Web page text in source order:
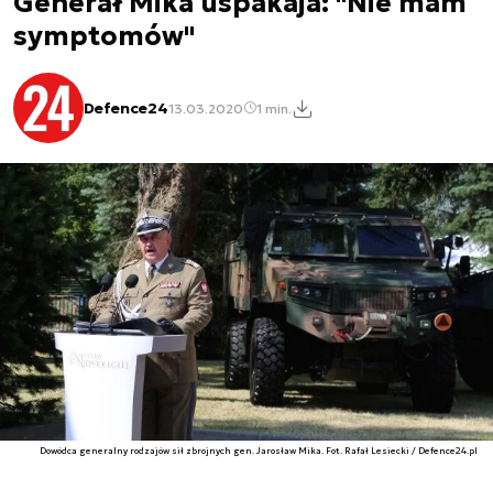
symptomów"
Defence2413.03.2020 1 min.
Dowódca generalny rodzajów sił zbrojnych gen. Jarosław Mika. Fot. Rafał Lesiecki / Defence24.pl